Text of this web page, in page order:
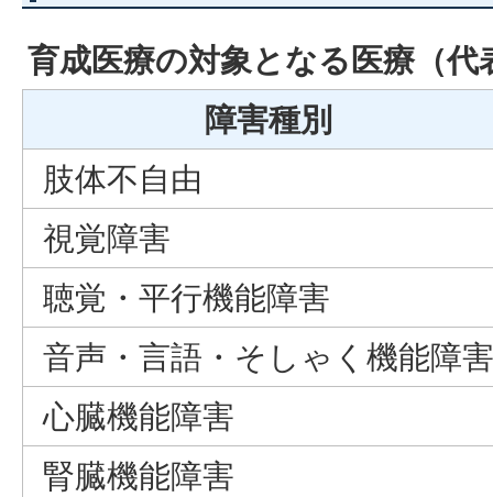
育成医療の対象となる医療（代
障害種別
肢体不自由
視覚障害
聴覚・平行機能障害
音声・言語・そしゃく機能障害
心臓機能障害
腎臓機能障害